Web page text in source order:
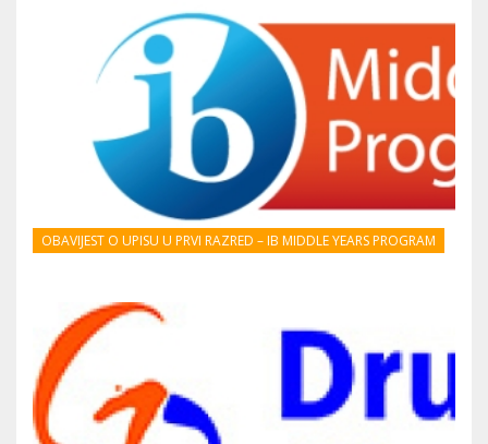
OBAVIJEST O UPISU U PRVI RAZRED – IB MIDDLE YEARS PROGRAM